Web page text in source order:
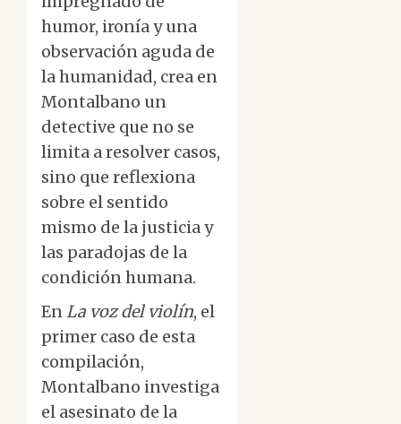
humor, ironía y una
observación aguda de
la humanidad, crea en
Montalbano un
detective que no se
limita a resolver casos,
sino que reflexiona
sobre el sentido
mismo de la justicia y
las paradojas de la
condición humana.
EnLa voz del violín, el
primer caso de esta
compilación,
Montalbano investiga
el asesinato de la